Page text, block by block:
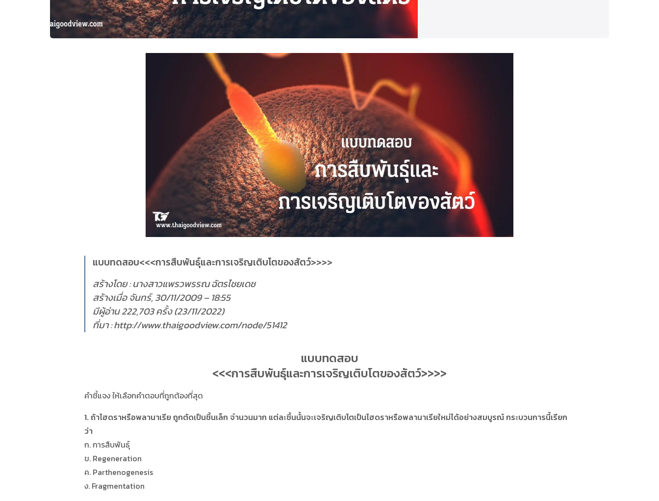
แบบทดสอบ<<<การสืบพันธุ์และการเจริญเติบโตของสัตว์>>>>
สร้างโดย : นางสาวแพรวพรรณ ฉัตรไชยเดช
สร้างเมื่อ จันทร์, 30/11/2009 – 18:55
มีผู้อ่าน 222,703 ครั้ง (23/11/2022)
ที่มา : http://www.thaigoodview.com/node/51412
แบบทดสอบ
<<<การสืบพันธุ์และการเจริญเติบโตของสัตว์>>>>
คำชี้แจง ให้เลือกคำตอบที่ถูกต้องที่สุด
1. ถ้าไฮดราหรือพลานาเรีย ถูกตัดเป็นชิ้นเล็ก จำนวนมาก แต่ละชิ้นนั้นจะเจริญเติบโตเป็นไฮดราหรือพลานาเรียใหม่ได้อย่างสมบูรณ์ กระบวนการนี้เรียก
ว่า
ก. การสืบพันธุ์
ข. Regeneration
ค. Parthenogenesis
ง. Fragmentation